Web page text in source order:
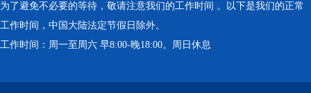
为了避免不必要的等待，敬请注意我们的工作时间 。以下是我们的正常
工作时间，中国大陆法定节假日除外。
工作时间：周一至周六 早8:00-晚18:00。周日休息